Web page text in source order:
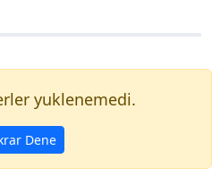
yuklenemedi.
Dene